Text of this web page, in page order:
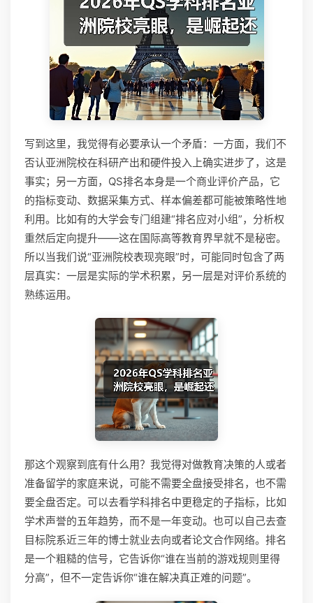
写到这里，我觉得有必要承认一个矛盾：一方面，我们不
否认亚洲院校在科研产出和硬件投入上确实进步了，这是
事实；另一方面，QS排名本身是一个商业评价产品，它
的指标变动、数据采集方式、样本偏差都可能被策略性地
利用。比如有的大学会专门组建“排名应对小组”，分析权
重然后定向提升——这在国际高等教育界早就不是秘密。
所以当我们说“亚洲院校表现亮眼”时，可能同时包含了两
层真实：一层是实际的学术积累，另一层是对评价系统的
熟练运用。
那这个观察到底有什么用？我觉得对做教育决策的人或者
准备留学的家庭来说，可能不需要全盘接受排名，也不需
要全盘否定。可以去看学科排名中更稳定的子指标，比如
学术声誉的五年趋势，而不是一年变动。也可以自己去查
目标院系近三年的博士就业去向或者论文合作网络。排名
是一个粗糙的信号，它告诉你“谁在当前的游戏规则里得
分高”，但不一定告诉你“谁在解决真正难的问题”。